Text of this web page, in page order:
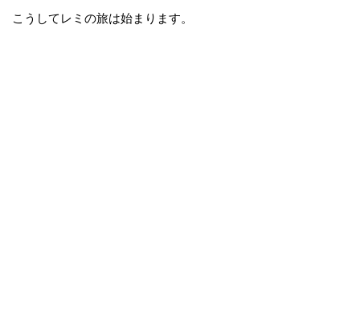
こうしてレミの旅は始まります。